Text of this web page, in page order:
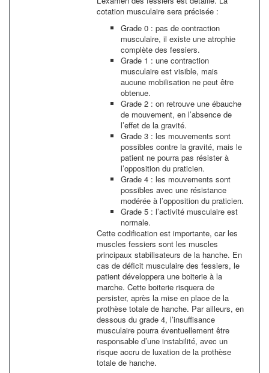
cotation musculaire sera précisée :
Grade 0 : pas de contraction
musculaire, il existe une atrophie
complète des fessiers.
Grade 1 : une contraction
musculaire est visible, mais
aucune mobilisation ne peut être
obtenue.
Grade 2 : on retrouve une ébauche
de mouvement, en l’absence de
l’effet de la gravité.
Grade 3 : les mouvements sont
possibles contre la gravité, mais le
patient ne pourra pas résister à
l’opposition du praticien.
Grade 4 : les mouvements sont
possibles avec une résistance
modérée à l’opposition du praticien.
Grade 5 : l’activité musculaire est
normale.
Cette codification est importante, car les
muscles fessiers sont les muscles
principaux stabilisateurs de la hanche. En
cas de déficit musculaire des fessiers, le
patient développera une boiterie à la
marche. Cette boiterie risquera de
persister, après la mise en place de la
prothèse totale de hanche. Par ailleurs, en
dessous du grade 4, l’insuffisance
musculaire pourra éventuellement être
responsable d’une instabilité, avec un
risque accru de luxation de la prothèse
totale de hanche.